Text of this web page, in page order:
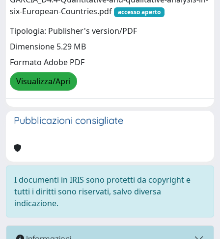
six-European-Countries.pdf
accesso aperto
Tipologia: Publisher's version/PDF
Dimensione 5.29 MB
Formato Adobe PDF
Visualizza/Apri
Pubblicazioni consigliate
I documenti in IRIS sono protetti da copyright e
tutti i diritti sono riservati, salvo diversa
indicazione.